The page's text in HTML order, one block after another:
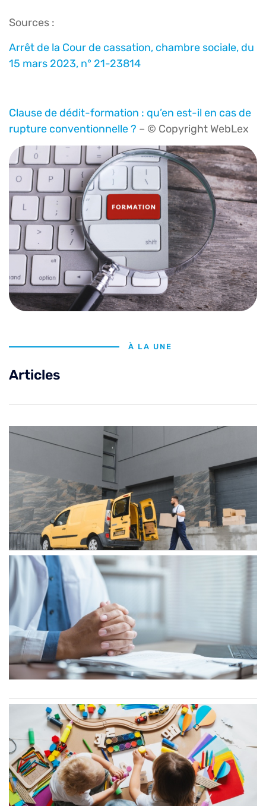
Sources :
Arrêt de la Cour de cassation, chambre sociale, du
15 mars 2023, n° 21-23814
Clause de dédit-formation : qu’en est-il en cas de
rupture conventionnelle ? – © Copyright WebLex
À LA UNE
Articles